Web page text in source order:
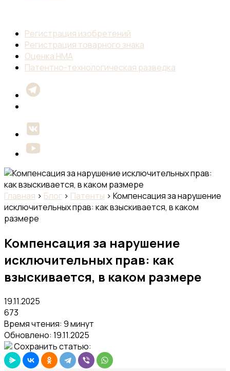
Регистрация изобретений
Регистрация товарного знака
Оценка НМА
Патентно-технологическая разведка
Главная › Блог › Патенты › Компенсация за нарушение
исключительных прав: как взыскивается, в каком
размере
Компенсация за нарушение
исключительных прав: как
взыскивается, в каком размере
19.11.2025
673
Время чтения: 9 минут
Обновлено: 19.11.2025
Сохранить статью: